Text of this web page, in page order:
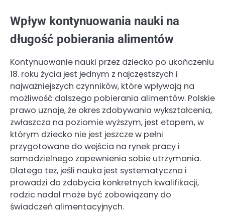
Wpływ kontynuowania nauki na
długość pobierania alimentów
Kontynuowanie nauki przez dziecko po ukończeniu
18. roku życia jest jednym z najczęstszych i
najważniejszych czynników, które wpływają na
możliwość dalszego pobierania alimentów. Polskie
prawo uznaje, że okres zdobywania wykształcenia,
zwłaszcza na poziomie wyższym, jest etapem, w
którym dziecko nie jest jeszcze w pełni
przygotowane do wejścia na rynek pracy i
samodzielnego zapewnienia sobie utrzymania.
Dlatego też, jeśli nauka jest systematyczna i
prowadzi do zdobycia konkretnych kwalifikacji,
rodzic nadal może być zobowiązany do
świadczeń alimentacyjnych.